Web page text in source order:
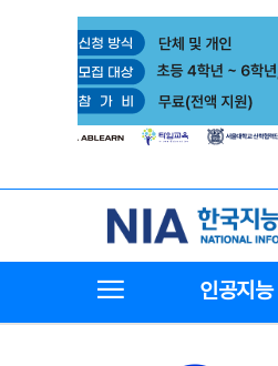
한국지능정보사회진흥원
인공지능
한국지능정보사회진흥원 주요사업